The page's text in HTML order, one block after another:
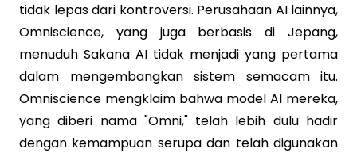
tidak lepas dari kontroversi. Perusahaan AI lainnya,
Omniscience, yang juga berbasis di Jepang,
menuduh Sakana AI tidak menjadi yang pertama
dalam mengembangkan sistem semacam itu.
Omniscience mengklaim bahwa model AI mereka,
yang diberi nama "Omni," telah lebih dulu hadir
dengan kemampuan serupa dan telah digunakan